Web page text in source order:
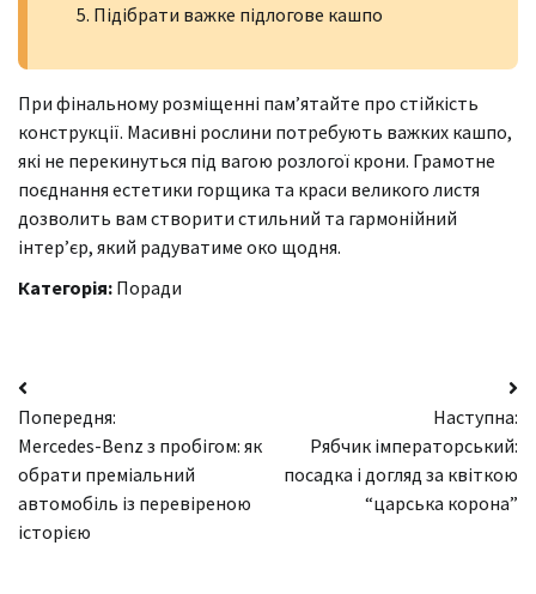
Підібрати важке підлогове кашпо
При фінальному розміщенні пам’ятайте про стійкість
конструкції. Масивні рослини потребують важких кашпо,
які не перекинуться під вагою розлогої крони. Грамотне
поєднання естетики горщика та краси великого листя
дозволить вам створити стильний та гармонійний
інтер’єр, який радуватиме око щодня.
Категорія: Поради
Навігація
записів
Попередня:
Mercedes-Benz з пробігом: як
обрати преміальний
автомобіль із перевіреною
історією
Наступна:
Рябчик імператорський:
посадка і догляд за квіткою
“царська корона”